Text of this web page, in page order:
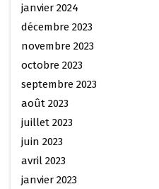
janvier 2024
décembre 2023
novembre 2023
octobre 2023
septembre 2023
août 2023
juillet 2023
juin 2023
avril 2023
janvier 2023